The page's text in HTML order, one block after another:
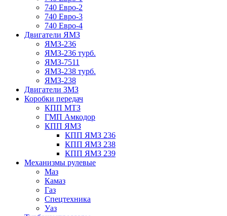
740 Евро-2
740 Евро-3
740 Евро-4
Двигатели ЯМЗ
ЯМЗ-236
ЯМЗ-236 турб.
ЯМЗ-7511
ЯМЗ-238 турб.
ЯМЗ-238
Двигатели ЗМЗ
Коробки передач
КПП МТЗ
ГМП Амкодор
КПП ЯМЗ
КПП ЯМЗ 236
КПП ЯМЗ 238
КПП ЯМЗ 239
Механизмы рулевые
Маз
Камаз
Газ
Спецтехника
Уаз